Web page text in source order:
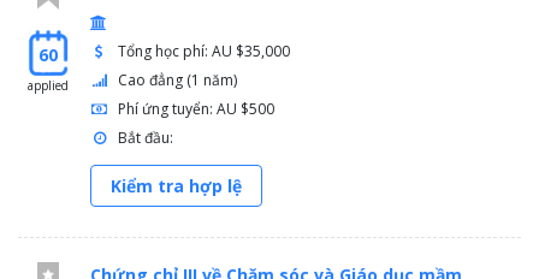
60
applied
Tổng học phí: AU $35,000
Cao đẳng (1 năm)
Phí ứng tuyển: AU $500
Bắt đầu:
Kiểm tra hợp lệ